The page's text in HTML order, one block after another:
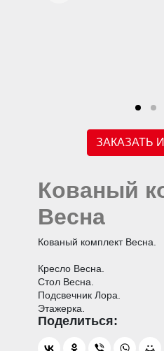
ЗАКАЗАТЬ
Кованый
Весна
Кованый комплект Весна.
Кресло Весна.
Стол Весна.
Подсвечник Лора.
Этажерка.